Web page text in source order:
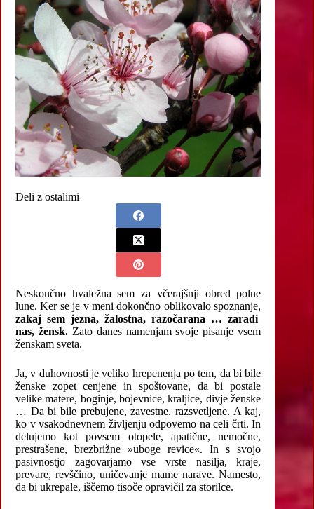
Deli z ostalimi
Neskončno hvaležna sem za včerajšnji obred polne
lune. Ker se je v meni dokončno oblikovalo spoznanje,
zakaj sem jezna, žalostna, razočarana … zaradi
nas, žensk. Zato danes namenjam svoje pisanje vsem
ženskam sveta.
Ja, v duhovnosti je veliko hrepenenja po tem, da bi bile
ženske zopet cenjene in spoštovane, da bi postale
velike matere, boginje, bojevnice, kraljice, divje ženske
… Da bi bile prebujene, zavestne, razsvetljene. A kaj,
ko v vsakodnevnem življenju odpovemo na celi črti. In
delujemo kot povsem otopele, apatične, nemočne,
prestrašene, brezbrižne »uboge revice«. In s svojo
pasivnostjo zagovarjamo vse vrste nasilja, kraje,
prevare, revščino, uničevanje mame narave. Namesto,
da bi ukrepale, iščemo tisoče opravičil za storilce.